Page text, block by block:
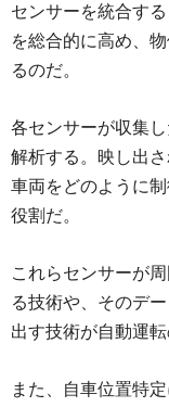
センサーを統合す
を総合的に高め、
るのだ。
各センサーが収集
解析する。映し出
車両をどのように
役割だ。
これらセンサーが
る技術や、そのデ
出す技術が自動運転
また、自車位置特